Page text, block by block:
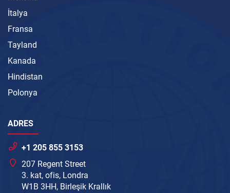
İtalya
Fransa
Tayland
Kanada
Hindistan
Polonya
ADRES
+1 205 855 3153
207 Regent Street
3. kat, ofis, Londra
W1B 3HH, Birleşik Krallık